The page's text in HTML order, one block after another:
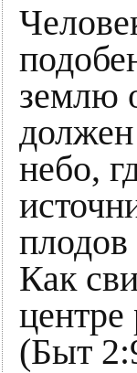
землю
должен
небо,
Как
(Быт